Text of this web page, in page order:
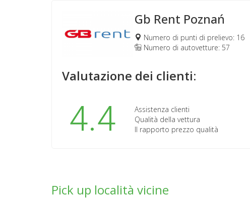
Gb Rent Poznań
Numero di punti di prelievo: 16
Numero di autovetture: 57
Valutazione dei clienti:
4.4
Assistenza clienti
Qualità della vettura
Il rapporto prezzo qualità
Pick up località vicine